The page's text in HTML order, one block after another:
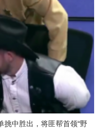
挑中胜出，将匪帮首领“野